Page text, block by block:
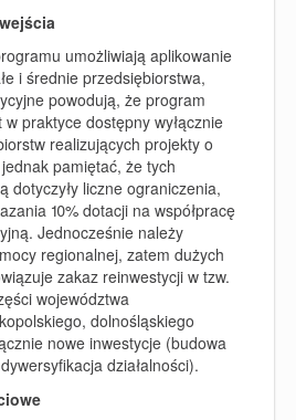
umożliwiają aplikowanie
i średnie przedsiębiorstwa,
powodują, że program
praktyce dostępny wyłącznie
realizujących projekty o
pamiętać, że tych
dotyczyły liczne ograniczenia,
10% dotacji na współpracę
Jednocześnie należy
regionalnej, zatem dużych
zakaz reinwestycji w tzw.
województwa
dolnośląskiego
nowe inwestycje (budowa
działalności).